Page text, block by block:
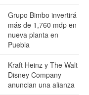
Grupo Bimbo invertirá
más de 1,760 mdp en
nueva planta en
Puebla
Kraft Heinz y The Walt
Disney Company
anuncian una alianza